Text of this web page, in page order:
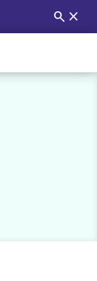
Buscar:
search close